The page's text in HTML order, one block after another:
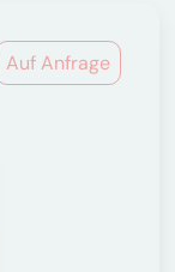
Auf Anfrage